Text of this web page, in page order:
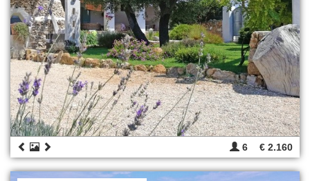
6 € 2.160